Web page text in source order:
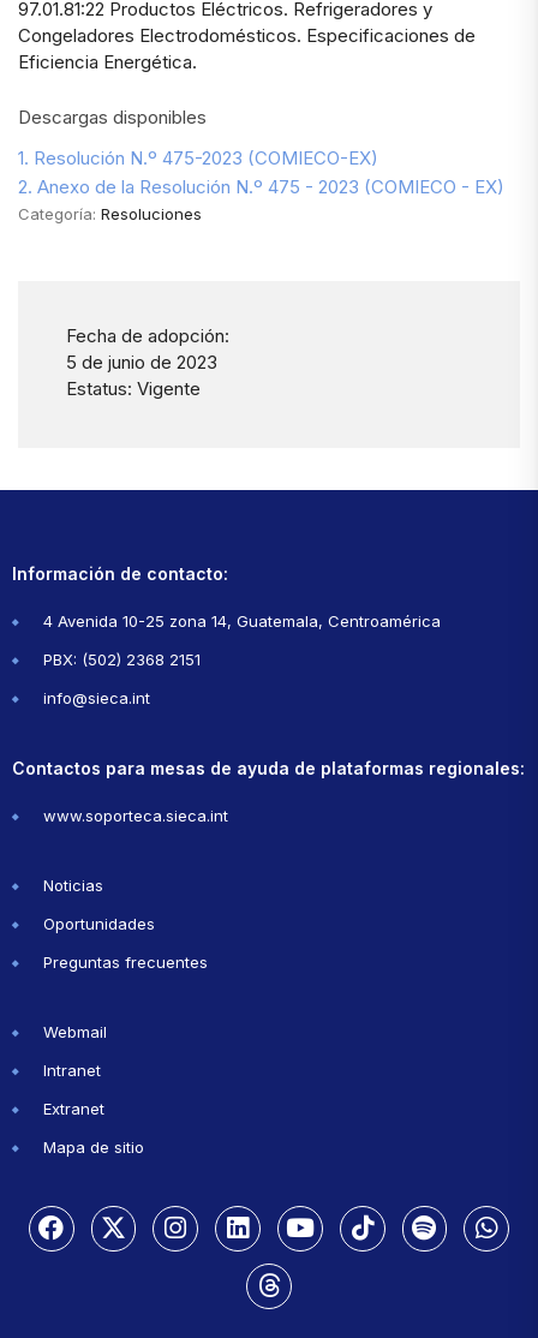
97.01.81:22 Productos Eléctricos. Refrigeradores y
Congeladores Electrodomésticos. Especificaciones de
Eficiencia Energética.
Descargas disponibles
1. Resolución N.º 475-2023 (COMIECO-EX)
2. Anexo de la Resolución N.º 475 - 2023 (COMIECO - EX)
Categoría: Resoluciones
Fecha de adopción:
5 de junio de 2023
Estatus: Vigente
Información de contacto:
4 Avenida 10-25 zona 14, Guatemala, Centroamérica
PBX: (502) 2368 2151
info@sieca.int
Contactos para mesas de ayuda de plataformas regionales:
www.soporteca.sieca.int
Noticias
Oportunidades
Preguntas frecuentes
Webmail
Intranet
Extranet
Mapa de sitio